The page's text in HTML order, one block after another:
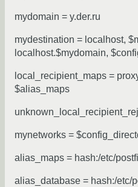
mydomain = y.der.ru
mydestination = localhost,
localhost.$mydomain,
local_recipient_maps =
$alias_maps
mynetworks =
alias_maps = hash:/etc/
alias_database = hash:/etc/